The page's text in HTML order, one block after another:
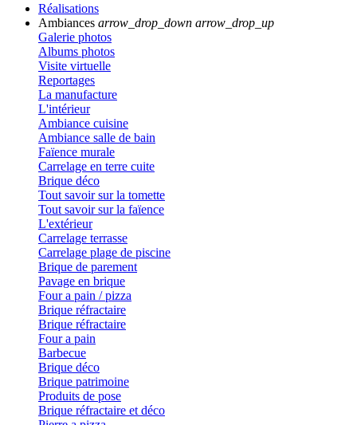
Réalisations
Ambiances arrow_drop_down arrow_drop_up
Galerie photos
Albums photos
Visite virtuelle
Reportages
La manufacture
L'intérieur
Ambiance cuisine
Ambiance salle de bain
Faïence murale
Carrelage en terre cuite
Brique déco
Tout savoir sur la tomette
Tout savoir sur la faïence
L'extérieur
Carrelage terrasse
Carrelage plage de piscine
Brique de parement
Pavage en brique
Four a pain / pizza
Brique réfractaire
Brique réfractaire
Four a pain
Barbecue
Brique déco
Brique patrimoine
Produits de pose
Brique réfractaire et déco